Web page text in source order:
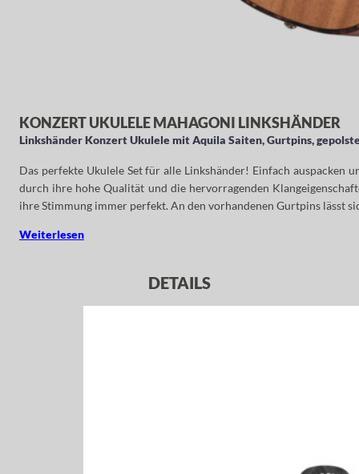
KONZERT UKULELE MAHAGONI LINKSHÄNDER
Linkshänder Konzert Ukulele mit Aquila Saiten, Gurtpins,
Das perfekte Ukulele Set für alle Linkshänder! Einfach auspacken
durch ihre hohe Qualität und die hervorragenden
ihre Stimmung immer perfekt. An den vorhandenen Gurtpins lässt
Weiterlesen
DETAILS